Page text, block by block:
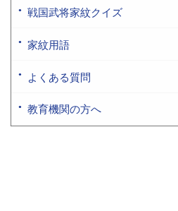
戦国武将家紋クイズ
家紋用語
よくある質問
教育機関の方へ